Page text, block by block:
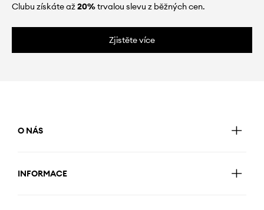
Clubu získáte až20%trvalou slevu z běžných cen.
Zjistěte více
O NÁS
INFORMACE